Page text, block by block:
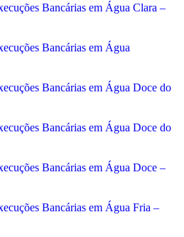
Bancárias em Água Clara –
Bancárias em Água
Bancárias em Água Doce do
Bancárias em Água Doce do
Bancárias em Água Doce –
Bancárias em Água Fria –